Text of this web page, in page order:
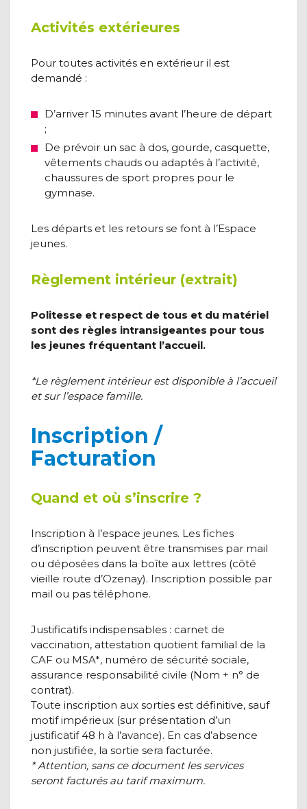
Activités extérieures
Pour toutes activités en extérieur il est
demandé :
D’arriver 15 minutes avant l’heure de départ
;
De prévoir un sac à dos, gourde, casquette,
vêtements chauds ou adaptés à l’activité,
chaussures de sport propres pour le
gymnase.
Les départs et les retours se font à l’Espace
jeunes.
Règlement intérieur (extrait)
Politesse et respect de tous et du matériel
sont des règles intransigeantes pour tous
les jeunes fréquentant l’accueil.
*Le règlement intérieur est disponible à l’accueil
et sur l’espace famille.
Inscription /
Facturation
Quand et où s’inscrire ?
Inscription à l’espace jeunes. Les fiches
d’inscription peuvent être transmises par mail
ou déposées dans la boîte aux lettres (côté
vieille route d’Ozenay). Inscription possible par
mail ou pas téléphone.
Justificatifs indispensables : carnet de
vaccination, attestation quotient familial de la
CAF ou MSA*, numéro de sécurité sociale,
assurance responsabilité civile (Nom + n° de
contrat).
Toute inscription aux sorties est définitive, sauf
motif impérieux (sur présentation d’un
justificatif 48 h à l’avance). En cas d’absence
non justifiée, la sortie sera facturée.
* Attention, sans ce document les services
seront facturés au tarif maximum.